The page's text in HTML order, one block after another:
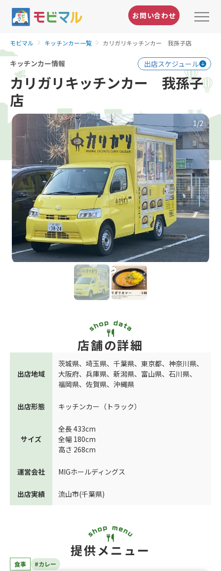
お問い合わせ
モビマル キッチンカー一覧 カリガリキッチンカー 我孫子店
キッチンカー情報 出店スケジュール
カリガリキッチンカー 我孫子
店
1/2
店舗の詳細
出店地域
茨城県、 埼玉県、 千葉県、 東京都、 神奈川県、
大阪府、 兵庫県、 新潟県、 富山県、 石川県、
福岡県、 佐賀県、 沖縄県
出店形態 キッチンカー（トラック）
サイズ
全長 433cm
全幅 180cm
高さ 268cm
運営会社 MIGホールディングス
出店実績 流山市(千葉県)
提供メニュー
食事 #カレー